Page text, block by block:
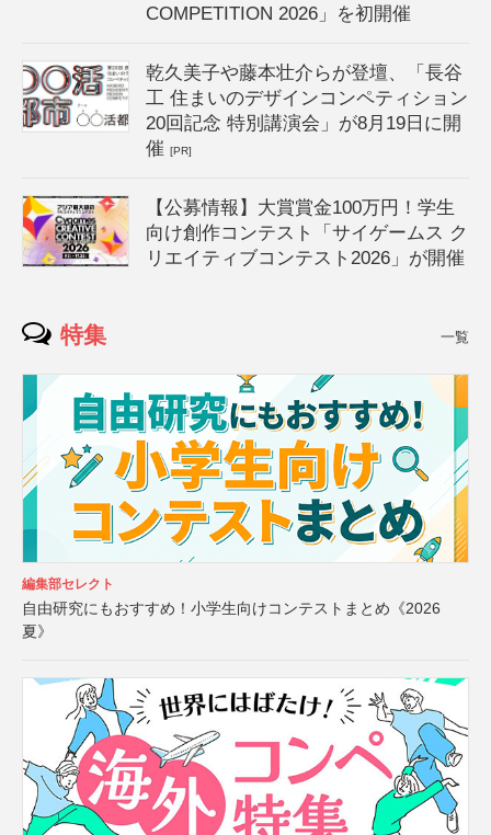
COMPETITION 2026」を初開催
乾久美子や藤本壮介らが登壇、「長谷
工 住まいのデザインコンペティション
20回記念 特別講演会」が8月19日に開
催[PR]
【公募情報】大賞賞金100万円！学生
向け創作コンテスト「サイゲームス ク
リエイティブコンテスト2026」が開催
特集 一覧
編集部セレクト
自由研究にもおすすめ！小学生向けコンテストまとめ《2026
夏》